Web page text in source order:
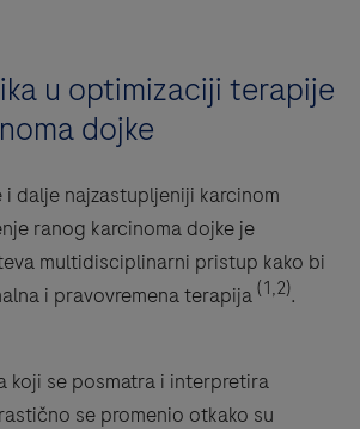
u optimizaciji terapije
dojke
i dalje najzastupljeniji karcinom
ranog karcinoma dojke je
multidisciplinarni pristup kako bi
i pravovremena terapija (1,2).
koji se posmatra i interpretira
se promenio otkako su